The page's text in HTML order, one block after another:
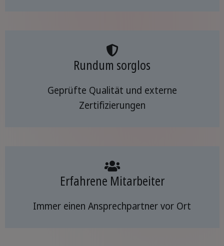
Rundum sorglos
Geprüfte Qualität und externe
Zertifizierungen
Erfahrene Mitarbeiter
Immer einen Ansprechpartner vor Ort